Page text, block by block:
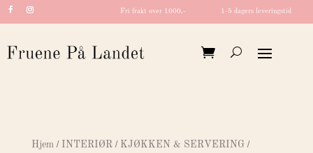
Fri frakt over 1000,- 1-5 dagers leveringstid
Hjem/ INTERIØR/ KJØKKEN & SERVERING/